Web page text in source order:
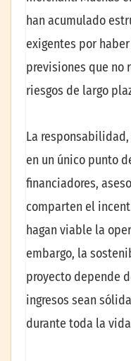
han acumulado
exigentes por
previsiones que no
riesgos de largo
La
en un único punto
financiadores,
comparten el
hagan viable la
embargo, la
proyecto depende
ingresos sean
durante toda la